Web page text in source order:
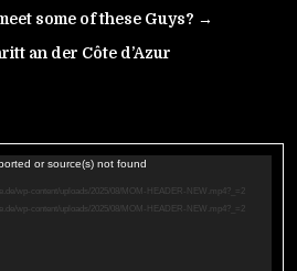
some of these Guys? →
an der Côte d’Azur
or source(s) not found
wp-content/uploads/2025/08/MOM-HEADER-NEW.mp4?_=2
wp-content/uploads/2025/08/MOM-HEADER-NEW.mp4?_=2